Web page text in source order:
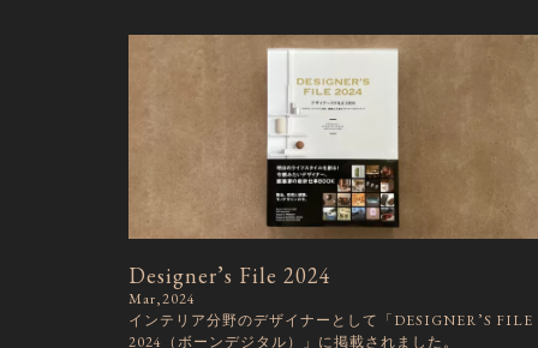
Designer’s File 2024
Mar,2024
インテリア分野のデザイナーとして「DESIGNER’S FILE
2024（ボーンデジタル）」に掲載されました。